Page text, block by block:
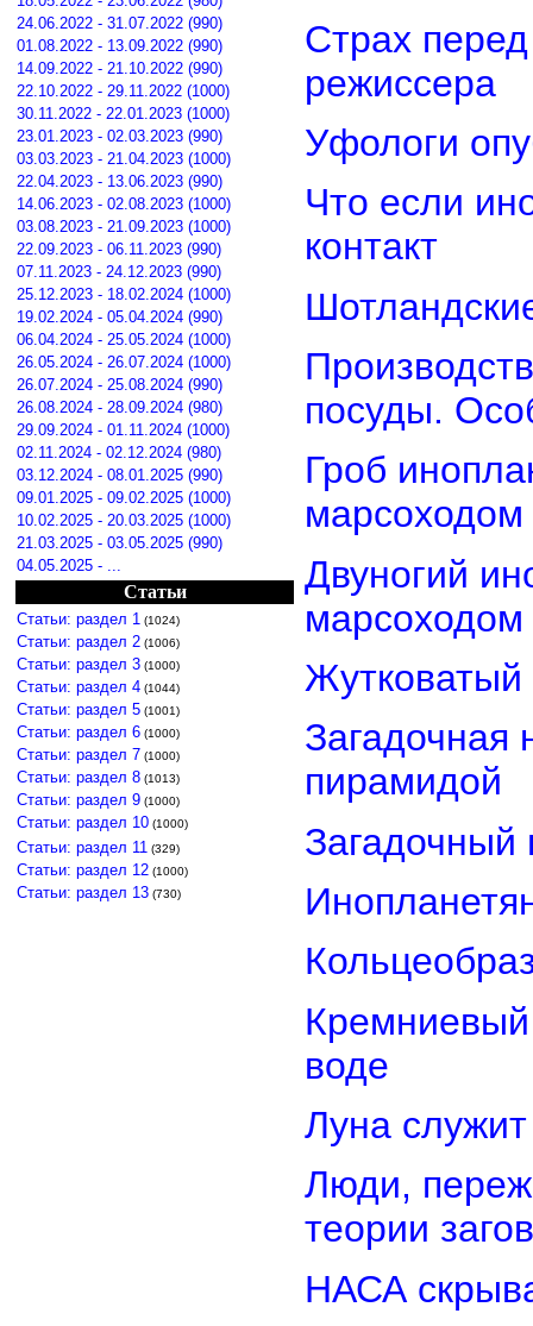
24.06.2022 - 31.07.2022 (990)
01.08.2022 - 13.09.2022 (990)
14.09.2022 - 21.10.2022 (990)
22.10.2022 - 29.11.2022 (1000)
30.11.2022 - 22.01.2023 (1000)
23.01.2023 - 02.03.2023 (990)
03.03.2023 - 21.04.2023 (1000)
22.04.2023 - 13.06.2023 (990)
14.06.2023 - 02.08.2023 (1000)
03.08.2023 - 21.09.2023 (1000)
22.09.2023 - 06.11.2023 (990)
07.11.2023 - 24.12.2023 (990)
25.12.2023 - 18.02.2024 (1000)
19.02.2024 - 05.04.2024 (990)
06.04.2024 - 25.05.2024 (1000)
26.05.2024 - 26.07.2024 (1000)
26.07.2024 - 25.08.2024 (990)
26.08.2024 - 28.09.2024 (980)
29.09.2024 - 01.11.2024 (1000)
02.11.2024 - 02.12.2024 (980)
03.12.2024 - 08.01.2025 (990)
09.01.2025 - 09.02.2025 (1000)
10.02.2025 - 20.03.2025 (1000)
21.03.2025 - 03.05.2025 (990)
04.05.2025 - ...
Статьи
Статьи: раздел 1 (1024)
Статьи: раздел 2 (1006)
Статьи: раздел 3 (1000)
Статьи: раздел 4 (1044)
Статьи: раздел 5 (1001)
Статьи: раздел 6 (1000)
Статьи: раздел 7 (1000)
Статьи: раздел 8 (1013)
Статьи: раздел 9 (1000)
Статьи: раздел 10 (1000)
Статьи: раздел 11 (329)
Статьи: раздел 12 (1000)
Статьи: раздел 13 (730)
Страх
режиссера
Уфологи
Что если
контакт
посуды.
Гроб
марсоходом
Двуногий
марсоходом
Загадочная
пирамидой
воде
Луна
Люди,
теории
НАСА